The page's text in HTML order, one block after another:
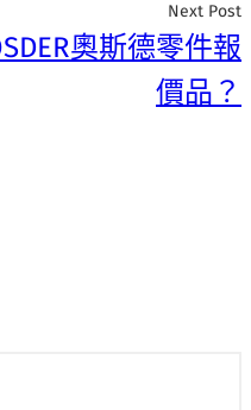
Next Post
奧斯德零件報
價品？